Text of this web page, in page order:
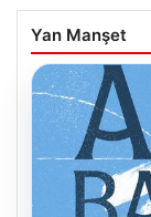
Yan Manşet